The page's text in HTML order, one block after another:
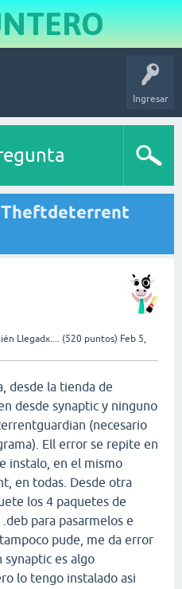
Ingresar
Theftdeterrent
Llegadx.... (520 puntos) Feb 5,
desde la tienda de
desde synaptic y ninguno
(necesario
Ell error se repite en
instalo, en el mismo
en todas. Desde otra
los 4 paquetes de
para pasarmelos e
pude, me da error
synaptic es algo
lo tengo instalado asi